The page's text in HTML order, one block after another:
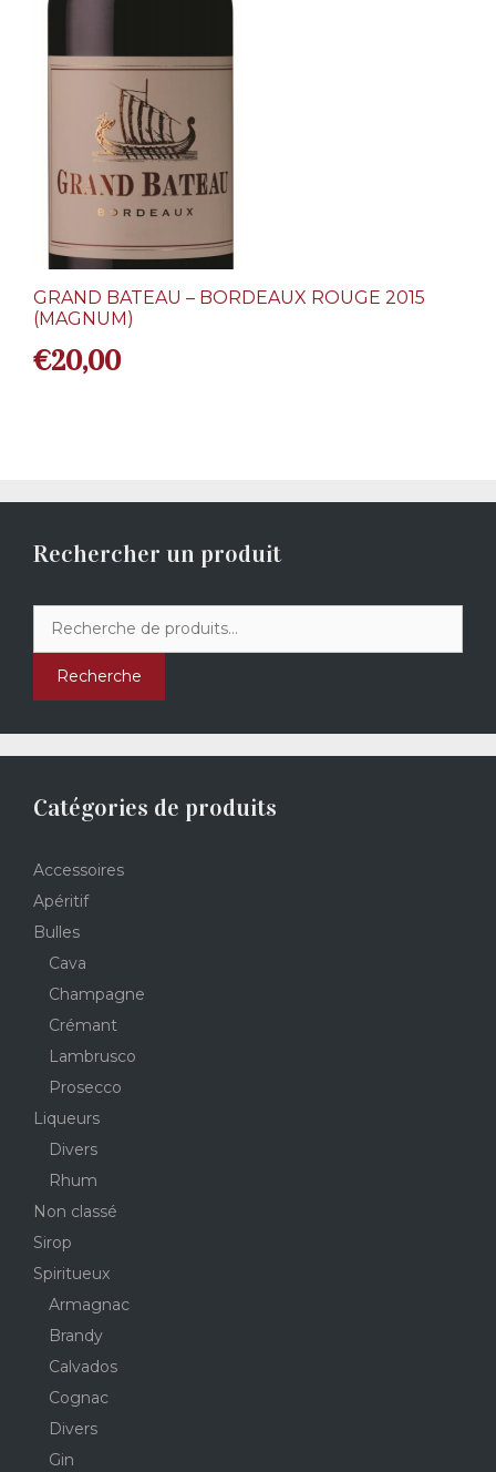
GRAND BATEAU – BORDEAUX ROUGE 2015
(MAGNUM)
€20,00
Rechercher un produit
pour :
Recherche
Catégories de produits
Accessoires
Apéritif
Bulles
Cava
Champagne
Crémant
Lambrusco
Prosecco
Liqueurs
Divers
Rhum
Non classé
Sirop
Spiritueux
Armagnac
Brandy
Calvados
Cognac
Divers
Gin